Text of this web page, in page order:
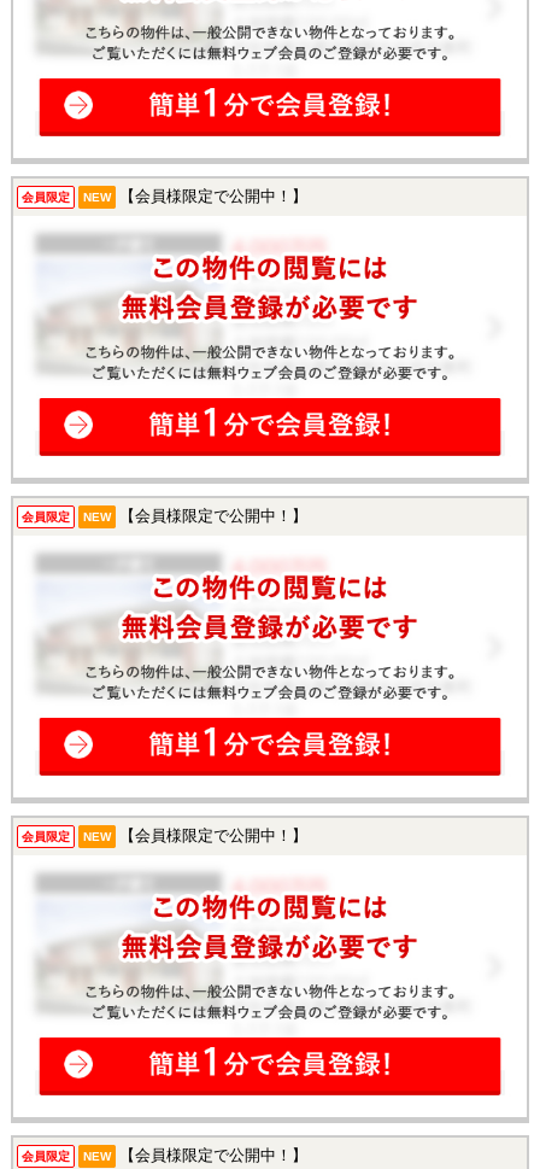
会員限定 NEW 【会員様限定で公開中！】
会員限定 NEW 【会員様限定で公開中！】
会員限定 NEW 【会員様限定で公開中！】
会員限定 NEW 【会員様限定で公開中！】